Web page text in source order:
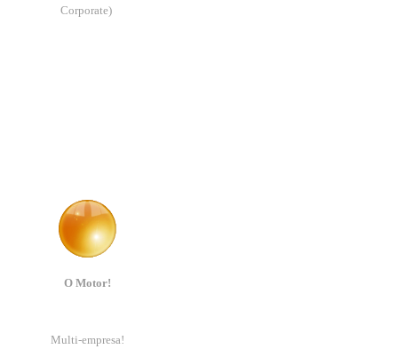
Corporate)
O Motor!
Multi-empresa!